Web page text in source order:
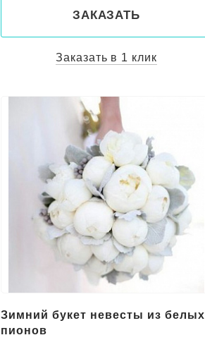
ЗАКАЗАТЬ
Заказать в 1 клик
Зимний букет невесты из белых
пионов